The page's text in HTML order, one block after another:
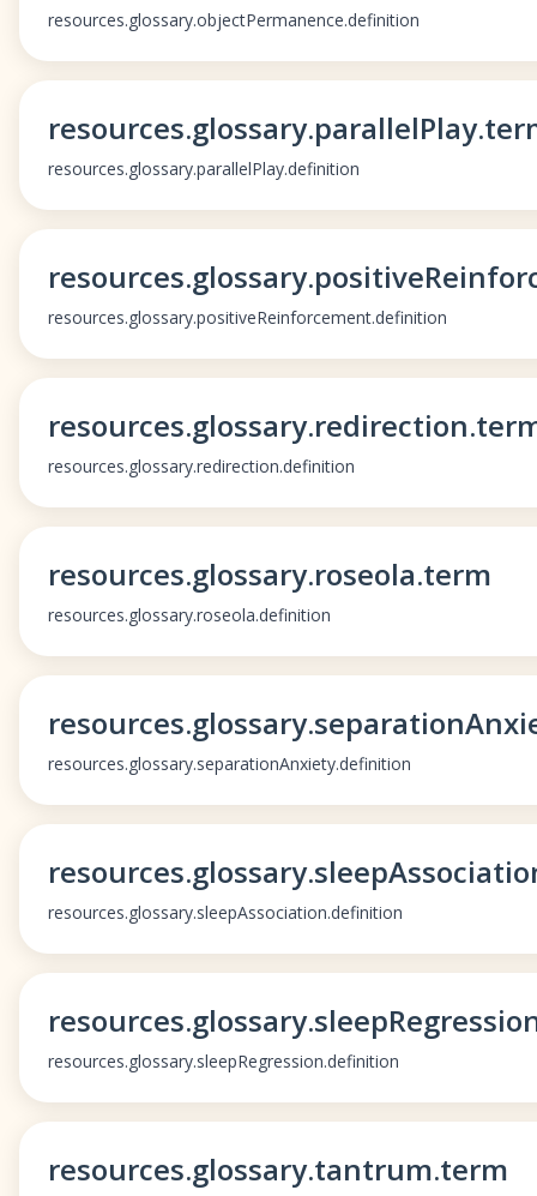
resources.glossary.objectPermanence.definition
resources.glossary.parallelPlay.definition
resources.glossary.positiveReinforcement.definition
resources.glossary.redirection.definition
resources.glossary.roseola.term
resources.glossary.roseola.definition
resources.glossary.separationAnxiety.definition
resources.glossary.sleepAssociation.definition
resources.glossary.sleepRegression.definition
resources.glossary.tantrum.term